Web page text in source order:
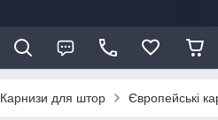
Карнизи для штор Європейські